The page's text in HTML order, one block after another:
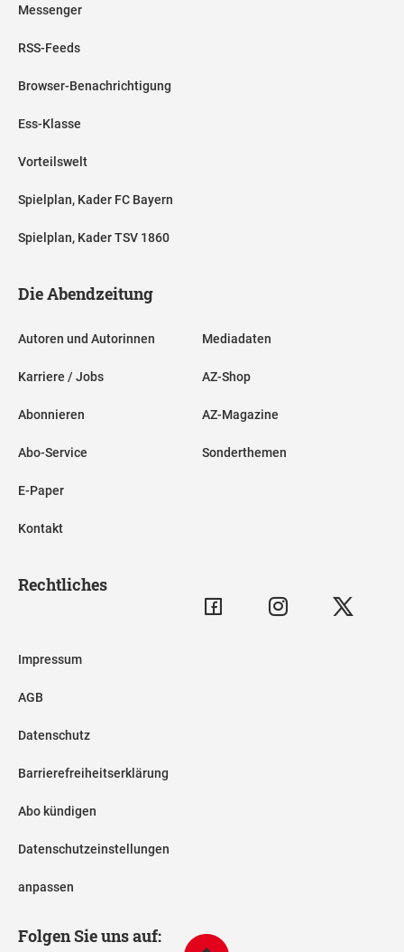
Messenger
RSS-Feeds
Browser-Benachrichtigung
Ess-Klasse
Vorteilswelt
Spielplan, Kader FC Bayern
Spielplan, Kader TSV 1860
Die Abendzeitung
Autoren und Autorinnen
Karriere / Jobs
Abonnieren
Abo-Service
E-Paper
Kontakt
Mediadaten
AZ-Shop
AZ-Magazine
Sonderthemen
Rechtliches
Impressum
AGB
Datenschutz
Barrierefreiheitserklärung
Abo kündigen
Datenschutzeinstellungen
anpassen
Folgen Sie uns auf: